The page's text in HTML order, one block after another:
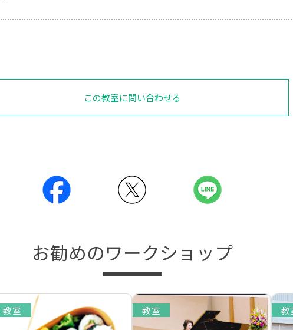
この教室に問い合わせる
お勧めのワークショップ
教室 教室 教